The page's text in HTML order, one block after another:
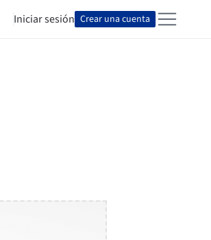
Iniciar sesión Crear una cuenta